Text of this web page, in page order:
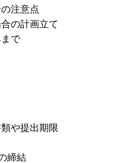
注意点
の計画立て
で
や提出期限
締結